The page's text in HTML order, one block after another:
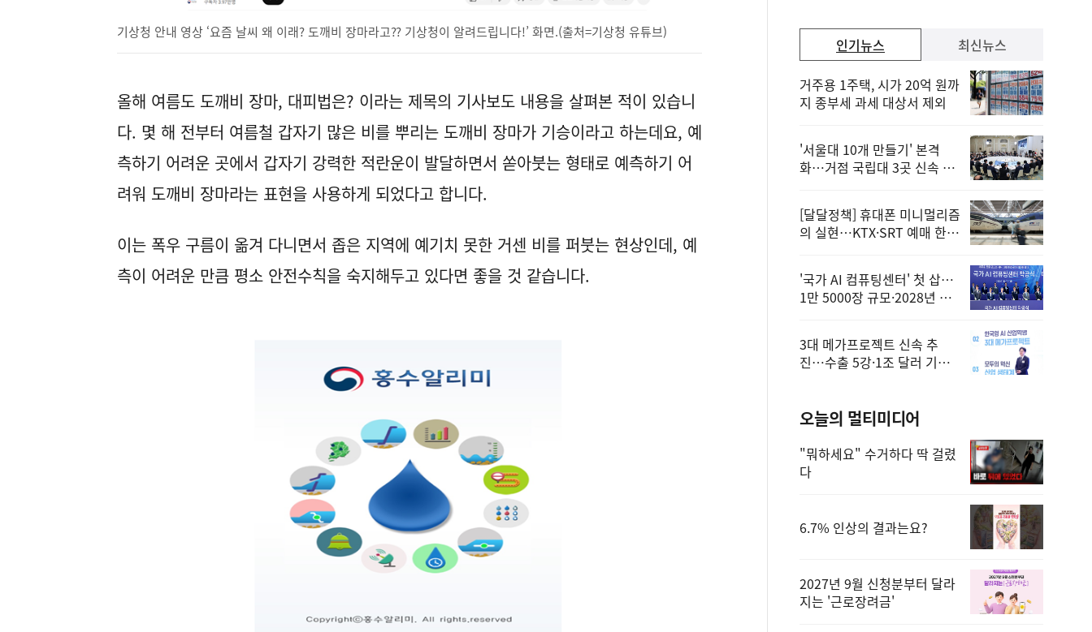
기상청 안내 영상 ‘요즘 날씨 왜 이래? 도깨비 장마라고?? 기상청이 알려드립니다!’ 화면.(출처=기상청 유튜브)
올해 여름도 도깨비 장마, 대피법은? 이라는 제목의 기사보도 내용을 살펴본 적이 있습니
다. 몇 해 전부터 여름철 갑자기 많은 비를 뿌리는 도깨비 장마가 기승이라고 하는데요, 예
측하기 어려운 곳에서 갑자기 강력한 적란운이 발달하면서 쏟아붓는 형태로 예측하기 어
려워 도깨비 장마라는 표현을 사용하게 되었다고 합니다.
이는 폭우 구름이 옮겨 다니면서 좁은 지역에 예기치 못한 거센 비를 퍼붓는 현상인데, 예
측이 어려운 만큼 평소 안전수칙을 숙지해두고 있다면 좋을 것 같습니다.
인기뉴스
거주용 1주택, 시가 20억 원까
지 종부세 과세 대상서 제외
'서울대 10개 만들기' 본격
화…거점 국립대 3곳 신속 선
[달달정책] 휴대폰 미니멀리즘
의 실현…KTX·SRT 예매 한
'국가 AI 컴퓨팅센터' 첫 삽…
1만 5000장 규모·2028년 완
3대 메가프로젝트 신속 추
진…수출 5강·1조 달러 기반
최신뉴스
오늘의 멀티미디어
"뭐하세요" 수거하다 딱 걸렸
다
6.7% 인상의 결과는요?
2027년 9월 신청분부터 달라
지는 '근로장려금'